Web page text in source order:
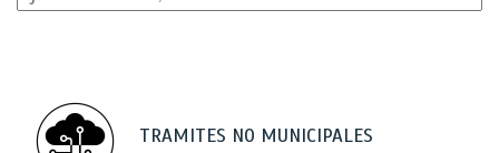
TRAMITES NO MUNICIPALES